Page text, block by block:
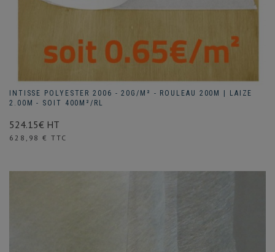
INTISSE POLYESTER 2006 - 20G/M² - ROULEAU 200M | LAIZE
2.00M - SOIT 400M²/RL
524.15€ HT
Prix
628,98 € TTC